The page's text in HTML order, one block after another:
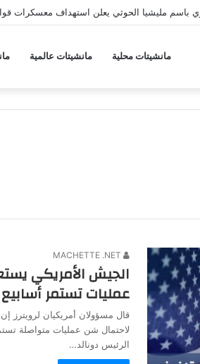
باسم مليشيا الحوثي يعلن استهداف معسكرات
مانشيتات محلية مانشيتات عالمية
الجيش الأمريكي
عمليات تستمر
قال مسؤولان أمريكيان لرويترز
لاحتمال شن عمليات متواصلة
الرئيس دونالد…